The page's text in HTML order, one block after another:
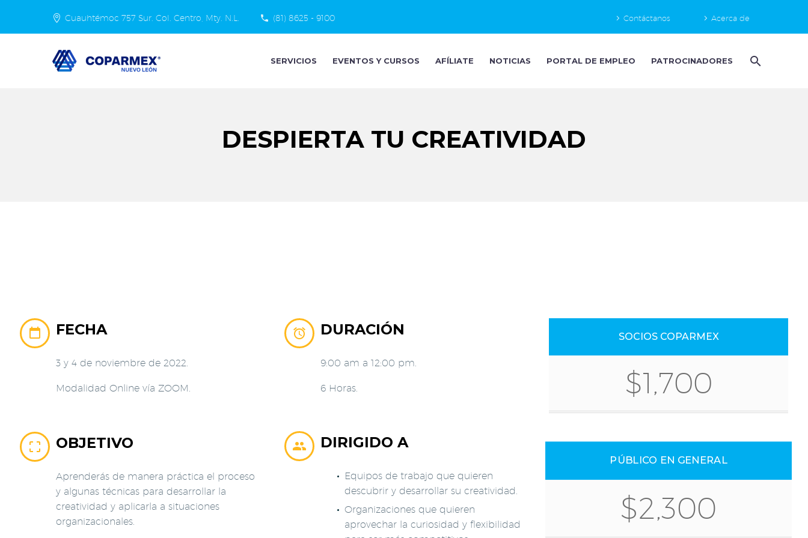
Cuauhtémoc 757 Sur. Col. Centro, Mty. N.L. (81) 8625 - 9100 Contáctanos Acerca de
SERVICIOS EVENTOS Y CURSOS AFÍLIATE NOTICIAS PORTAL DE EMPLEO PATROCINADORES
DESPIERTA TU CREATIVIDAD

 FECHA
3 y 4 de noviembre de 2022.
Modalidad Online vía ZOOM.

 OBJETIVO
Aprenderás de manera práctica el proceso
y algunas técnicas para desarrollar la
creatividad y aplicarla a situaciones
organizacionales.

 DURACIÓN
9:00 am a 12:00 pm.
6 Horas.

 DIRIGIDO A
Equipos de trabajo que quieren
descubrir y desarrollar su creatividad.
Organizaciones que quieren
aprovechar la curiosidad y flexibilidad
SOCIOS COPARMEX
$1,700
PÚBLICO EN GENERAL
$2,300